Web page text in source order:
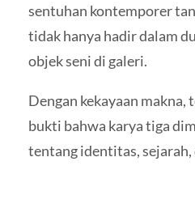
sentuhan kontemporer
tidak hanya hadir dalam
objek seni di galeri.
Dengan kekayaan
bukti bahwa karya tiga
tentang identitas,